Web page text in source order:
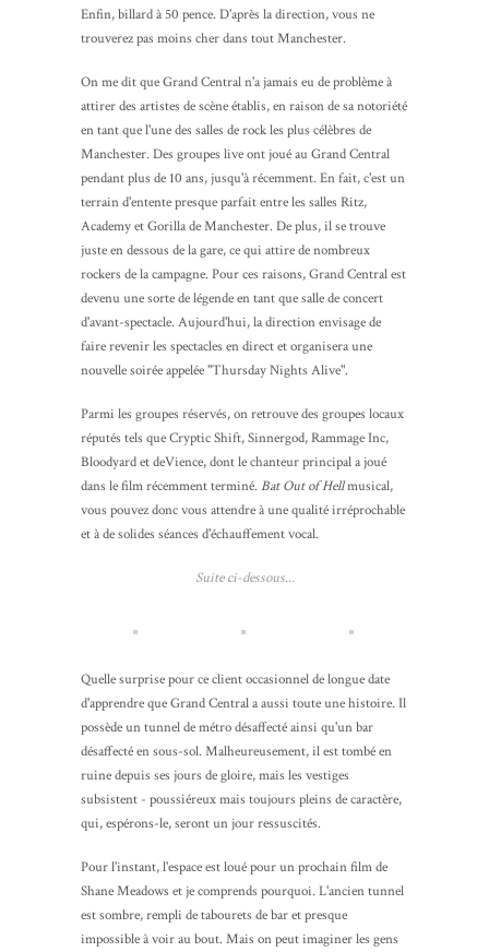
Enfin, billard à 50 pence. D'après la direction, vous ne
trouverez pas moins cher dans tout Manchester.
On me dit que Grand Central n'a jamais eu de problème à
attirer des artistes de scène établis, en raison de sa notoriété
en tant que l'une des salles de rock les plus célèbres de
Manchester. Des groupes live ont joué au Grand Central
pendant plus de 10 ans, jusqu'à récemment. En fait, c'est un
terrain d'entente presque parfait entre les salles Ritz,
Academy et Gorilla de Manchester. De plus, il se trouve
juste en dessous de la gare, ce qui attire de nombreux
rockers de la campagne. Pour ces raisons, Grand Central est
devenu une sorte de légende en tant que salle de concert
d'avant-spectacle. Aujourd'hui, la direction envisage de
faire revenir les spectacles en direct et organisera une
nouvelle soirée appelée "Thursday Nights Alive".
Parmi les groupes réservés, on retrouve des groupes locaux
réputés tels que Cryptic Shift, Sinnergod, Rammage Inc,
Bloodyard et deVience, dont le chanteur principal a joué
dans le film récemment terminé. Bat Out of Hellmusical,
vous pouvez donc vous attendre à une qualité irréprochable
et à de solides séances d'échauffement vocal.
Suite ci-dessous...
Quelle surprise pour ce client occasionnel de longue date
d'apprendre que Grand Central a aussi toute une histoire. Il
possède un tunnel de métro désaffecté ainsi qu'un bar
désaffecté en sous-sol. Malheureusement, il est tombé en
ruine depuis ses jours de gloire, mais les vestiges
subsistent - poussiéreux mais toujours pleins de caractère,
qui, espérons-le, seront un jour ressuscités.
Pour l'instant, l'espace est loué pour un prochain film de
Shane Meadows et je comprends pourquoi. L'ancien tunnel
est sombre, rempli de tabourets de bar et presque
impossible à voir au bout. Mais on peut imaginer les gens